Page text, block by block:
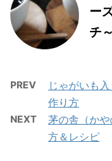
ー
チ
PREV
じゃがいも
作り方
NEXT
茅の舎（か
方＆レシピ